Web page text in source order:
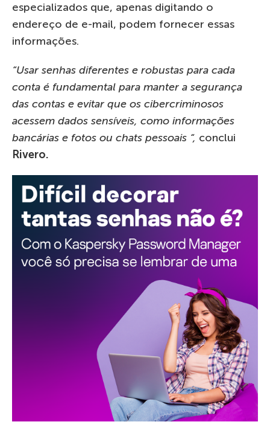
especializados que, apenas digitando o
endereço de e-mail, podem fornecer essas
informações.
“Usar senhas diferentes e robustas para cada
conta é fundamental para manter a segurança
das contas e evitar que os cibercriminosos
acessem dados sensíveis, como informações
bancárias e fotos ou chats pessoais “, conclui
Rivero.